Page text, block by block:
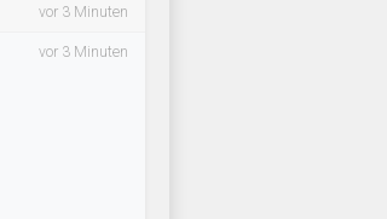
vor 3 Minuten
vor 3 Minuten